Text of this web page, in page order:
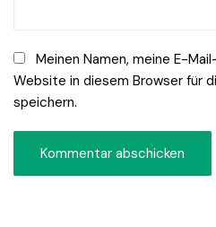
Meinen Namen, meine E-
Website in diesem Browser für
speichern.